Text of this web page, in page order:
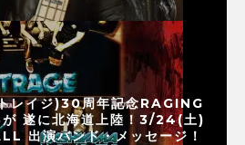
レイジ)30周年記念RAGING
遂に北海道上陸！3/24(土)
出演バンド・メッセージ！